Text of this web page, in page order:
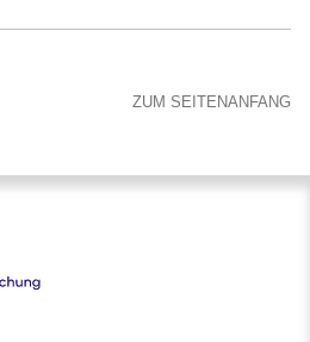
ZUM SEITENANFANG
Hessen